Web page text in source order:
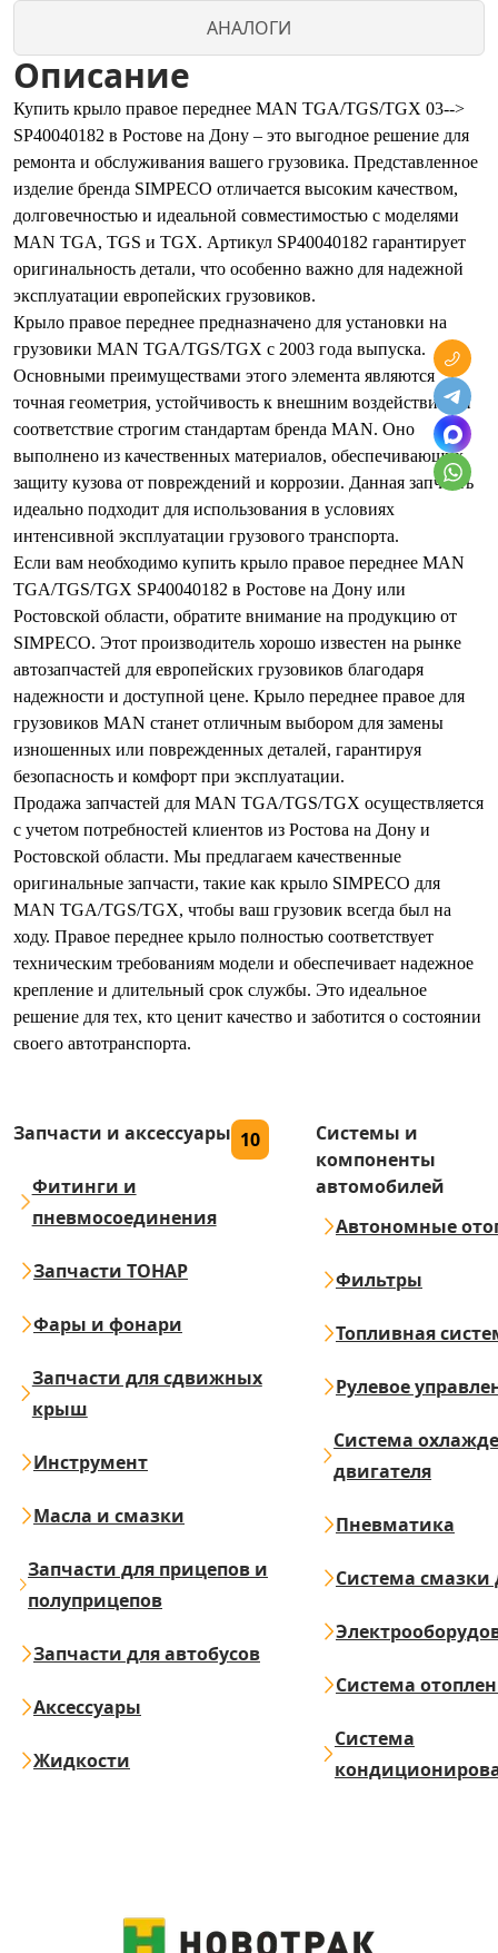
АНАЛОГИ
Описание
Купить крыло правое переднее MAN TGA/TGS/TGX 03-->
SP40040182 в Ростове на Дону – это выгодное решение для
ремонта и обслуживания вашего грузовика. Представленное
изделие бренда SIMPECO отличается высоким качеством,
долговечностью и идеальной совместимостью с моделями
MAN TGA, TGS и TGX. Артикул SP40040182 гарантирует
оригинальность детали, что особенно важно для надежной
эксплуатации европейских грузовиков.
Крыло правое переднее предназначено для установки на
грузовики MAN TGA/TGS/TGX с 2003 года выпуска.
Основными преимуществами этого элемента являются
точная геометрия, устойчивость к внешним воздействиям и
соответствие строгим стандартам бренда MAN. Оно
выполнено из качественных материалов, обеспечивающих
защиту кузова от повреждений и коррозии. Данная запчасть
идеально подходит для использования в условиях
интенсивной эксплуатации грузового транспорта.
Если вам необходимо купить крыло правое переднее MAN
TGA/TGS/TGX SP40040182 в Ростове на Дону или
Ростовской области, обратите внимание на продукцию от
SIMPECO. Этот производитель хорошо известен на рынке
автозапчастей для европейских грузовиков благодаря
надежности и доступной цене. Крыло переднее правое для
грузовиков MAN станет отличным выбором для замены
изношенных или поврежденных деталей, гарантируя
безопасность и комфорт при эксплуатации.
Продажа запчастей для MAN TGA/TGS/TGX осуществляется
с учетом потребностей клиентов из Ростова на Дону и
Ростовской области. Мы предлагаем качественные
оригинальные запчасти, такие как крыло SIMPECO для
MAN TGA/TGS/TGX, чтобы ваш грузовик всегда был на
ходу. Правое переднее крыло полностью соответствует
техническим требованиям модели и обеспечивает надежное
крепление и длительный срок службы. Это идеальное
решение для тех, кто ценит качество и заботится о состоянии
своего автотранспорта.
Запчасти и аксессуары 10
Фитинги и
пневмосоединения
Запчасти ТОНАР
Фары и фонари
Запчасти для сдвижных
крыш
Инструмент
Масла и смазки
Запчасти для прицепов и
полуприцепов
Запчасти для автобусов
Аксессуары
Жидкости
Системы и
компоненты
автомобилей
Автономные
Фильтры
Топливная
Рулевое
Система
двигателя
Пневматика
Система смазки
Система
Система